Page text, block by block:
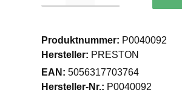
Produktnummer: P0040092
Hersteller: PRESTON
EAN: 5056317703764
Hersteller-Nr.: P0040092